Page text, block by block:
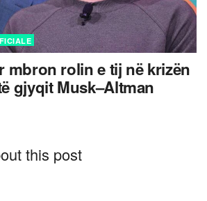
mbron rolin e tij në krizën
gjyqit Musk–Altman
this post